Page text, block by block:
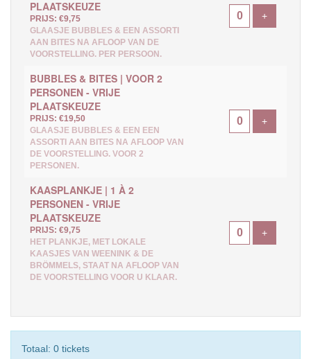
PLAATSKEUZE
PRIJS: €9,75
GLAASJE BUBBLES & EEN ASSORTI
AAN BITES NA AFLOOP VAN DE
VOORSTELLING. PER PERSOON.
+Voeg
BUBBLES & BITES | VOOR 2
PERSONEN - VRIJE
PLAATSKEUZE
PRIJS: €19,50
GLAASJE BUBBLES & EEN EEN
ASSORTI AAN BITES NA AFLOOP VAN
DE VOORSTELLING. VOOR 2
PERSONEN.
+Voeg
KAASPLANKJE | 1 À 2
PERSONEN - VRIJE
PLAATSKEUZE
PRIJS: €9,75
HET PLANKJE, MET LOKALE
KAASJES VAN WEENINK & DE
BRÖMMELS, STAAT NA AFLOOP VAN
DE VOORSTELLING VOOR U KLAAR.
+Voeg
Totaal: 0 tickets